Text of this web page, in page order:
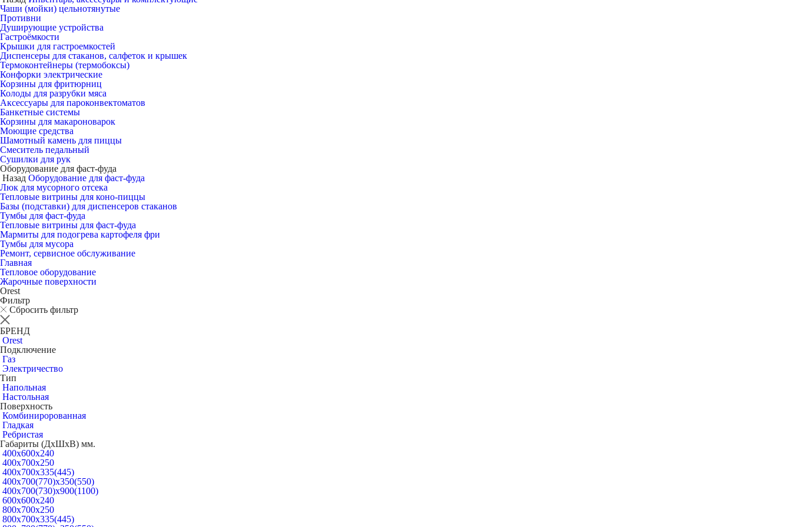
Чаши (мойки) цельнотянутые
Противни
Душирующие устройства
Гастроёмкости
Крышки для гастроемкостей
Диспенсеры для стаканов, салфеток и крышек
Термоконтейнеры (термобоксы)
Конфорки электрические
Корзины для фритюрниц
Колоды для разрубки мяса
Аксессуары для пароконвектоматов
Банкетные системы
Корзины для макароноварок
Моющие средства
Шамотный камень для пиццы
Смеситель педальный
Сушилки для рук
Оборудование для фаст-фуда
Назад Оборудование для фаст-фуда
Люк для мусорного отсека
Тепловые витрины для коно-пиццы
Базы (подставки) для диспенсеров стаканов
Тумбы для фаст-фуда
Тепловые витрины для фаст-фуда
Мармиты для подогрева картофеля фри
Тумбы для мусора
Ремонт, сервисное обслуживание
Главная
Тепловое оборудование
Жарочные поверхности
Orest
Фильтр
Сбросить фильтр
БРЕНД
Orest
Подключение
Газ
Электричество
Тип
Напольная
Настольная
Поверхность
Комбиниророванная
Гладкая
Ребристая
Габариты (ДхШхВ) мм.
400х600х240
400х700х250
400х700х335(445)
400х700(770)х350(550)
400х700(730)х900(1100)
600х600х240
800х700х250
800х700х335(445)